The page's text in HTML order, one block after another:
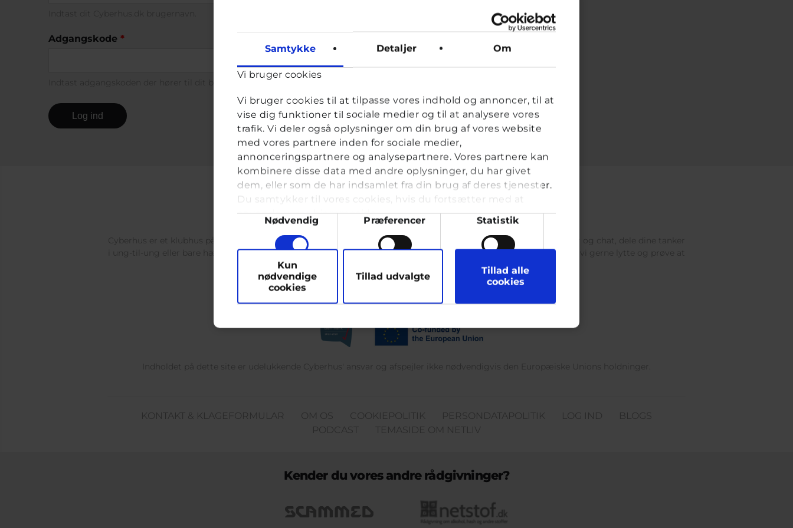
Samtykke Detaljer Om
Vi bruger cookies
Vi bruger cookies til at tilpasse vores indhold og annoncer, til at
vise dig funktioner til sociale medier og til at analysere vores
trafik. Vi deler også oplysninger om din brug af vores website
med vores partnere inden for sociale medier,
annonceringspartnere og analysepartnere. Vores partnere kan
kombinere disse data med andre oplysninger, du har givet
dem, eller som de har indsamlet fra din brug af deres tjenester.
Du samtykker til vores cookies, hvis du fortsætter med at
anvende vores hjemmeside.
Samtykkevalg
Nødvendig Præferencer Statistik
Marketing
Kun
nødvendige
cookies
Tillad udvalgte
Tillad alle
cookies
Adgangskode *
Cyberhus er et klubhus på nettet for dig op til 25 år. Du kan skrive til en voksen og få rådgivning i vores brevkasser og chat, dele dine tanker
i ung-til-ung eller bare hænge ud, og læse med. I Cyberhus kan du være dig selv, og har du brug for en voksen, vil vi gerne lytte og prøve at
Indholdet på dette site er udelukkende Cyberhus' ansvar og afspejler ikke nødvendigvis den Europæiske Unions holdninger.
KONTAKT & KLAGEFORMULAR OM OS COOKIEPOLITIK PERSONDATAPOLITIK LOG IND
BLOGS
PODCAST
TEMASIDE OM NETLIV
Kender du vores andre rådgivninger?